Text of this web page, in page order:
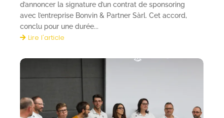
d’annoncer la signature d’un contrat de sponsoring
avec l’entreprise Bonvin & Partner Sàrl. Cet accord,
conclu pour une durée...
Lire l'article